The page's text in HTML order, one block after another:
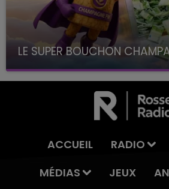
LE SUPER BOUCHON
avec La Famille Champagne
ACCUEIL RADIO
MÉDIAS
JEUX